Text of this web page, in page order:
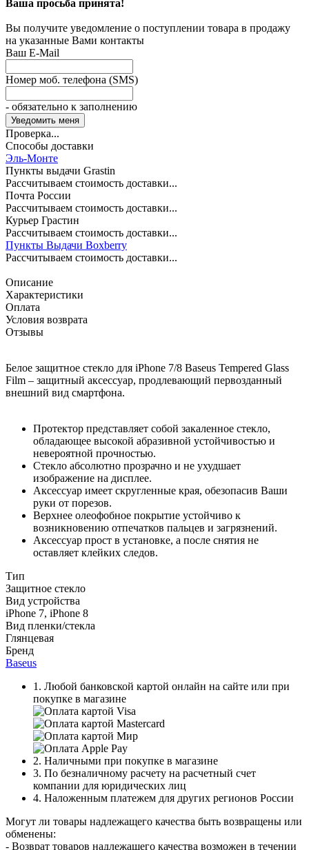
Ваша просьба принята!
Вы получите уведомление о поступлении товара в продажу
на указанные Вами контакты
Ваш E-Mail
Номер моб. телефона (SMS)
- обязательно к заполнению
Проверка...
Способы доставки
Эль-Монте
Пункты выдачи Grastin
Рассчитываем стоимость доставки...
Почта России
Рассчитываем стоимость доставки...
Курьер Грастин
Рассчитываем стоимость доставки...
Пункты Выдачи Boxberry
Рассчитываем стоимость доставки...
Описание
Характеристики
Оплата
Условия возврата
Отзывы
Белое защитное стекло для iPhone 7/8 Baseus Tempered Glass
Film – защитный аксессуар, продлевающий первозданный
внешний вид смартфона.
Протектор представляет собой закаленное стекло,
обладающее высокой абразивной устойчивостью и
невероятной прочностью.
Стекло абсолютно прозрачно и не ухудшает
изображение на дисплее.
Аксессуар имеет скругленные края, обезопасив Ваши
руки от порезов.
Верхнее олеофобное покрытие устойчиво к
возникновению отпечатков пальцев и загрязнений.
Аксессуар прост в установке, а после снятия не
оставляет клейких следов.
Тип
Защитное стекло
Вид устройства
iPhone 7, iPhone 8
Вид пленки/стекла
Глянцевая
Бренд
Baseus
1. Любой банковской картой онлайн на сайте или при
покупке в магазине
2. Наличными при покупке в магазине
3. По безналичному расчету на расчетный счет
компании для юридических лиц
4. Наложенным платежем для других регионов России
Могут ли товары надлежащего качества быть возвращены или
обменены:
- Возврат товаров надлежащего качества возможен в течении